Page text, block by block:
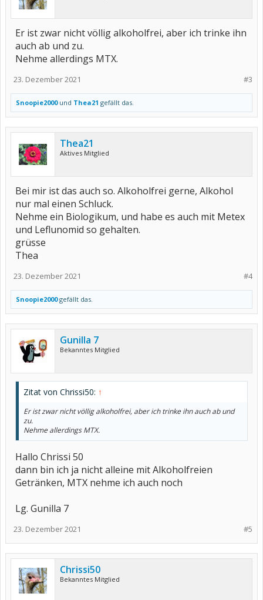
Er ist zwar nicht völlig alkoholfrei, aber ich trinke ihn
auch ab und zu.
Nehme allerdings MTX.
#3
23. Dezember 2021
Snoopie2000und Thea21 gefällt das.
Thea21
Aktives Mitglied
Bei mir ist das auch so. Alkoholfrei gerne, Alkohol
nur mal einen Schluck.
Nehme ein Biologikum, und habe es auch mit Metex
und Leflunomid so gehalten.
grüsse
Thea
#4
23. Dezember 2021
Snoopie2000gefällt das.
Gunilla 7
Bekanntes Mitglied
Zitat von Chrissi50: ↑
Er ist zwar nicht völlig alkoholfrei, aber ich trinke ihn auch ab und
zu.
Nehme allerdings MTX.
Hallo Chrissi 50
dann bin ich ja nicht alleine mit Alkoholfreien
Getränken, MTX nehme ich auch noch
Lg. Gunilla 7
#5
23. Dezember 2021
Chrissi50
Bekanntes Mitglied